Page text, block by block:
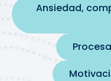
Ansiedad,